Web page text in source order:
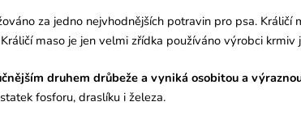
za jedno nejvhodnějších potravin pro psa.
maso je jen velmi zřídka používáno výrobci
druhem drůbeže a vyniká osobitou a
fosforu, draslíku i železa.